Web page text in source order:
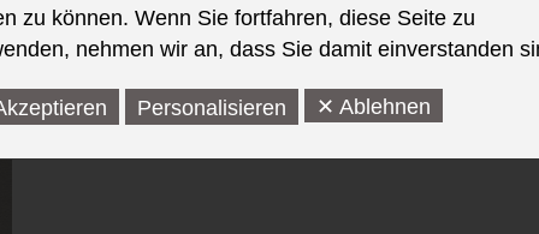
zu können. Wenn Sie fortfahren, diese Seite zu
nehmen wir an, dass Sie damit einverstanden
Personalisieren ✕ Ablehnen